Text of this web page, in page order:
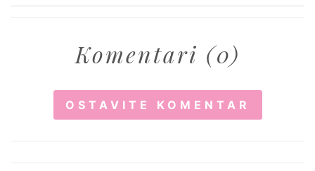
Komentari (0)
OSTAVITE KOMENTAR